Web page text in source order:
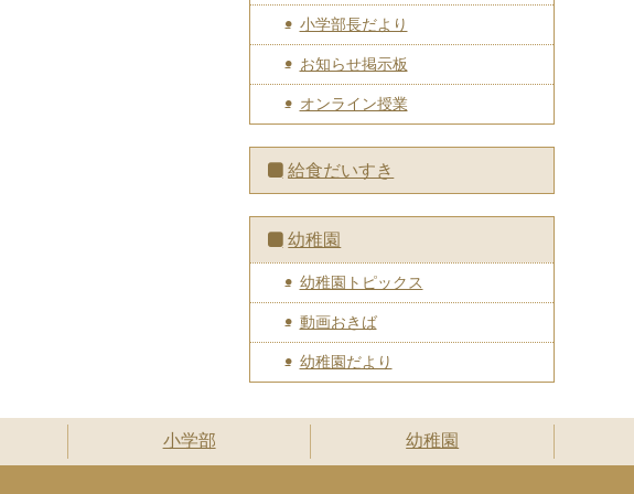
小学部長だより
お知らせ掲示板
オンライン授業
給食だいすき
幼稚園
幼稚園トピックス
動画おきば
幼稚園だより
小学部 幼稚園